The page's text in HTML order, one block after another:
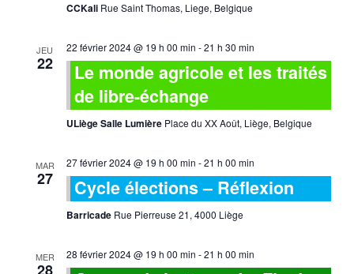
CCKali Rue Saint Thomas, Liege, Belgique
JEU
22
22 février 2024 @ 19 h 00 min -21 h 30 min
Le monde agricole et les traités
de libre-échange
ULiège Salle Lumière Place du XX Août, Liège, Belgique
MAR
27
27 février 2024 @ 19 h 00 min -21 h 00 min
Cycle élections – Réflexion
Barricade Rue Pierreuse 21, 4000 Liège
MER 28 février 2024 @ 19 h 00 min -21 h 00 min